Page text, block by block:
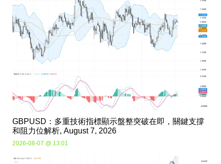
GBPUSD：多重技術指標顯示盤整突破在即，關鍵支撐
和阻力位解析, August 7, 2026
2026-08-07 @ 13:01